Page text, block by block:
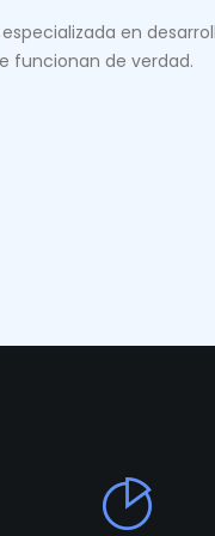
en
funcionan de verdad.